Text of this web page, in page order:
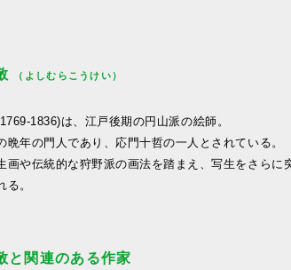
（よしむらこうけい）
1836)は、江戸後期の円山派の絵師。
晩年の門人であり、応門十哲の一人とされている。
画や伝統的な狩野派の画法を踏まえ、写生をさらに
る。
と関連のある作家